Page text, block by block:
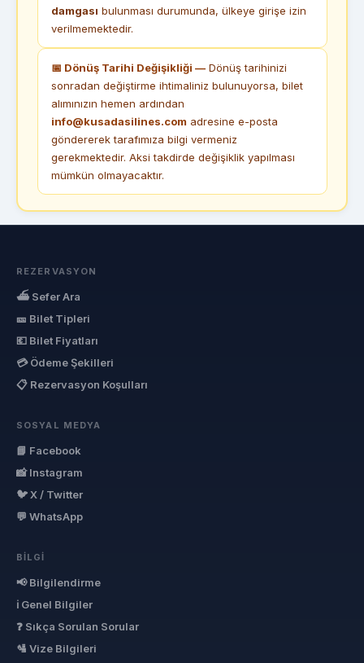
damgası bulunması durumunda, ülkeye girişe izin
verilmemektedir.
📅 Dönüş Tarihi Değişikliği —Dönüş tarihinizi
sonradan değiştirme ihtimaliniz bulunuyorsa, bilet
alımınızın hemen ardından
info@kusadasilines.com adresine e-posta
göndererek tarafımıza bilgi vermeniz
gerekmektedir. Aksi takdirde değişiklik yapılması
mümkün olmayacaktır.
REZERVASYON
⛴ Sefer Ara
🎫 Bilet Tipleri
💶 Bilet Fiyatları
💳 Ödeme Şekilleri
📋 Rezervasyon Koşulları
SOSYAL MEDYA
📘 Facebook
📸 Instagram
🐦 X / Twitter
💬 WhatsApp
BILGI
📢 Bilgilendirme
ℹ Genel Bilgiler
❓ Sıkça Sorulan Sorular
🛂 Vize Bilgileri